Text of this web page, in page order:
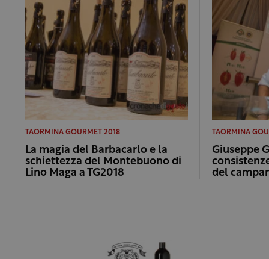
TAORMINA GOURMET 2018
La magia del Barbacarlo e la
schiettezza del Montebuono di
Lino Maga a TG2018
TAORMINA
Giuseppe
del